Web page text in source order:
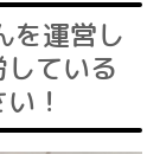
を運営し
ている
！